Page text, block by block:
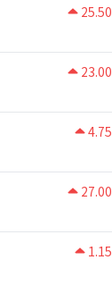
25.50
23.00
4.75
27.00
1.15